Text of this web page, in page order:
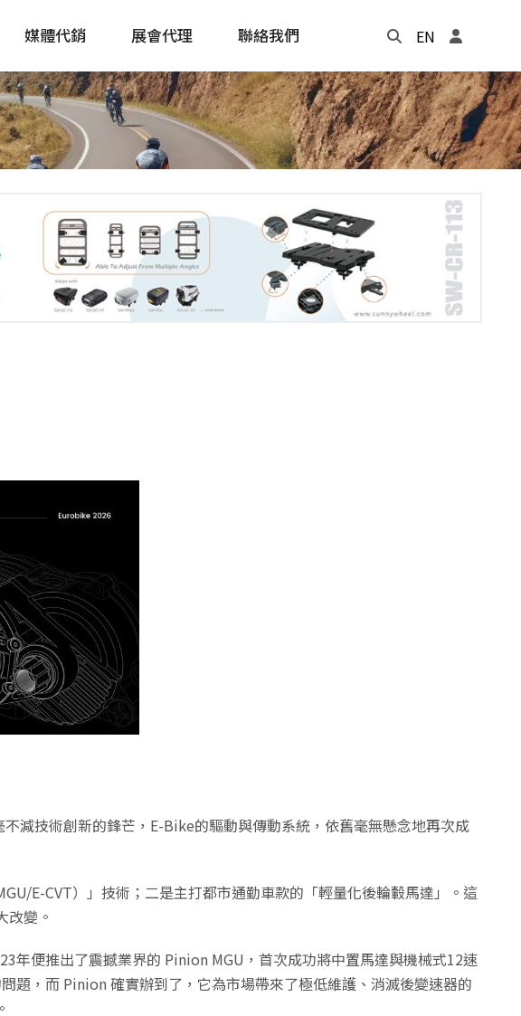
車誌 Cycling Update
戶外探索 Outside
題書籍
年度記事本
媒體代銷 展會代理 聯絡我們 EN
減技術創新的鋒芒，E-Bike的驅動與傳動系統，依舊毫無懸念地再次成
E-CVT）」技術；二是主打都市通勤車款的「輕量化後輪轂馬達」。這
改變。
年便推出了震撼業界的 Pinion MGU，首次成功將中置馬達與機械式12速
題，而 Pinion 確實辦到了，它為市場帶來了極低維護、消滅後變速器的